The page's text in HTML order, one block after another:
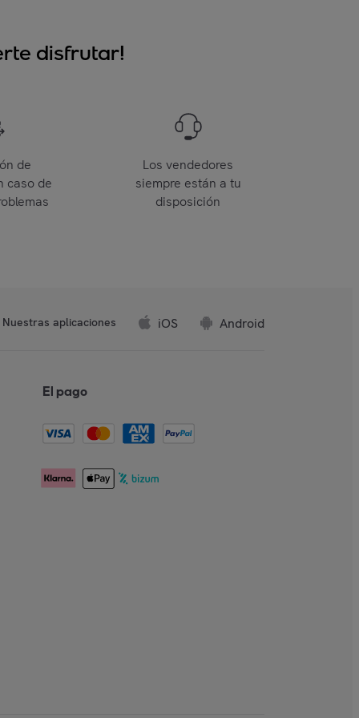
disfrutar!
de
caso de
Los vendedores
siempre están a tu
disposición
Nuestras aplicaciones iOS Android
El pago